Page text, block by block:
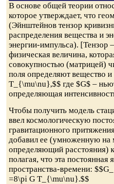
В основе общей теории
которое утверждает, что
(Эйнштейнов тензор
распределения вещества и
энергии-импульса). [Тензор
физическая величина,
совокупностью (матрицей)
поля определяют вещество
T_{\mu\nu},$$ где $G$ –
определяющая
Чтобы получить модель
ввел космологическую
гравитационного
добавил ее (умноженную на
определяющий расстояния)
полагая, что эта постоянная
пространства-времени:
=8\pi G T_{\mu\nu}.$$